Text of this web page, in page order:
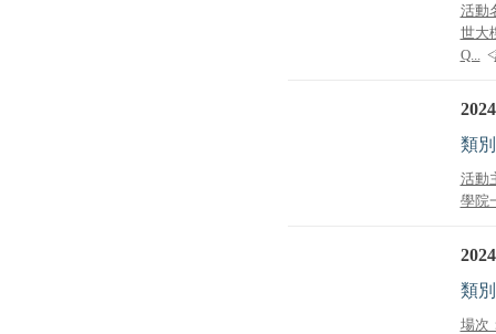
活動
世大
Q...<
類
活動
學院
類
場次